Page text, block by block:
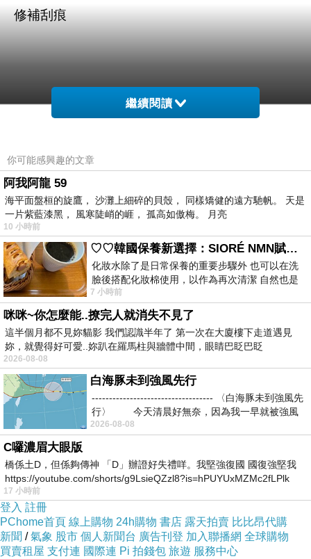
修補刮痕
商品訊息描述:
Nokia Lumia 625 專用螢幕保護貼
日本進口光
學護膜
貼著後可修
補已刮傷之
細小痕跡
繼續閱讀
你可能感興趣的文章
阿我阿龍 59
海平面盤桓的旋鷹， 沙灘上細碎的貝殼， 同樣矯健的遠方馳帆。 天是
一片紫藍漆黑， 風寒陡峭的崕， 孤高如傲梅。 月亮
10 小時前
♡♡韓國保養新選擇：SIORÉ NMN賦活泡泡化妝水♡♡
化妝水除了是日常保養的重要步驟外 也可以在洗
臉後搭配化妝棉使用，以作為再次清潔 自然也是
我的保養必備品項 不過，我對於化妝
7 小時前
咪咪~你怎麼能..撩完人就消失不見了
這半個月都不見妳貓影 我們認識半年了 第一次在大廈樓下走道遇見
妳，就覺得好可愛..妳趴在羅馬柱與牆體中間，眼睛巴眨巴眨
2026-08-08
白海豚未到強風先行
----------------------------------- 〈白海豚未到強風先
行〉 今天清晨好無奈，因為我一早就被強風
2026-08-08
C囉濃眉大眼版
橋係土D，但係夠傳神 「D」辦證好失禮咩。我堅強復國 國復強堅我
https://youtube.com/shorts/g9LsieQZzl8?is=hPUYUxMZMc2fLPlk
17 小時前
登入 註冊
PChome首頁 線上購物 24h購物 書店 露天拍賣 比比昂代購
新聞 /氣象 股市 個人新聞台 廣告刊登 加入聯播網 全球購物
買賣租屋 支付連 國際連 Pi 拍錢包 旅遊 服務中心